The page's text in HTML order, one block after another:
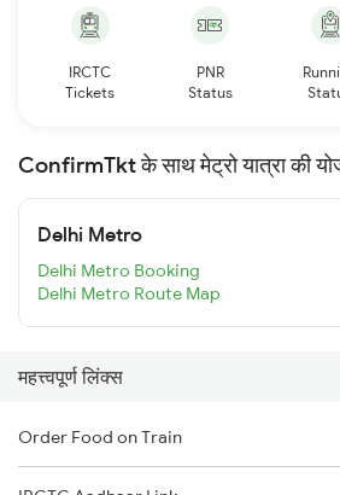
IRCTC
Tickets
PNR
Status
ConfirmTkt के साथ मेट्रो यात्रा की
Delhi Metro
Delhi Metro Booking
Delhi Metro Route Map
महत्त्वपूर्ण लिंक्स
Order Food on Train